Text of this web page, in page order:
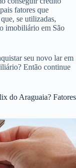
fatores que
se utilizadas,
imobiliário em São
seu novo lar em
Então continue
do Araguaia? Fatores